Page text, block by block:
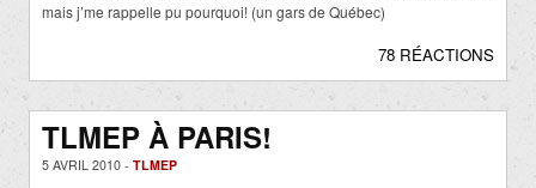
mais j’me rappelle pu pourquoi! (un gars de Québec)
78 RÉACTIONS
TLMEP À PARIS!
5 AVRIL 2010 - TLMEP